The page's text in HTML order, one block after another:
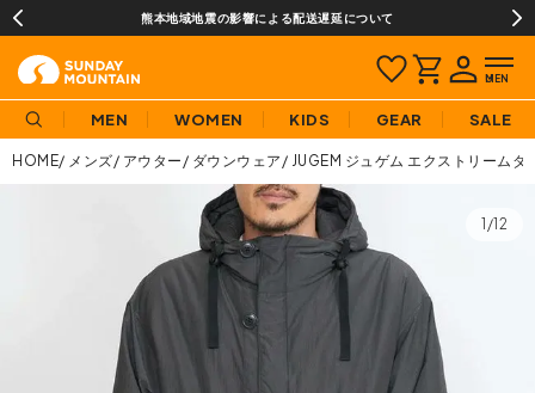
熊本地域地震の影響による配送遅延について
MEN WOMEN KIDS GEAR SALE
HOME メンズ アウター ダウンウェア JUGEM ジュゲム エクストリームダ
1/12